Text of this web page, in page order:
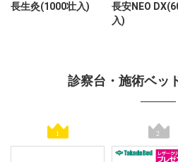
長生灸(1000壮入)
長安NEO
入)
診察台・施術ベッ